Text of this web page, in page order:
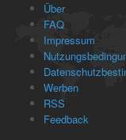
Über
FAQ
Impressum
Werben
RSS
Feedback